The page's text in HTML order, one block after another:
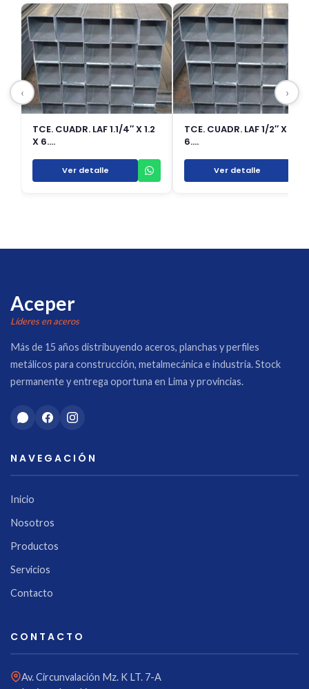
TCE. CUADR. LAF 1.1/4″ X 1.2
X 6.…
Ver detalle
TCE. CUADR. LAF 1/2″ X 1.5 X
6.…
Ver detalle
‹ ›
Aceper
Líderes en aceros
Más de 15 años distribuyendo aceros, planchas y perfiles
metálicos para construcción, metalmecánica e industria. Stock
permanente y entrega oportuna en Lima y provincias.
NAVEGACIÓN
Inicio
Nosotros
Productos
Servicios
Contacto
CONTACTO
Av. Circunvalación Mz. K LT. 7-A